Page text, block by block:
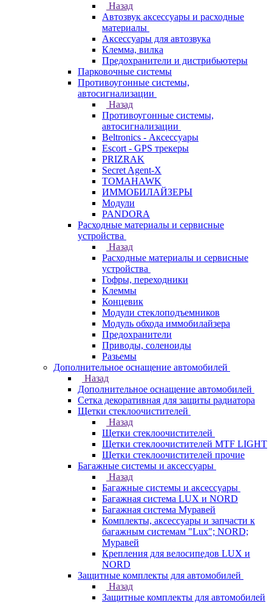
Назад
Автозвук аксессуары и расходные
материалы
Аксессуары для автозвука
Клемма, вилка
Предохранители и дистрибьютеры
Парковочные системы
Противоугонные системы,
автосигнализации
Назад
Противоугонные системы,
автосигнализации
Beltronics - Аксессуары
Escort - GPS трекеры
PRIZRAK
Secret Agent-X
TOMAHAWK
ИММОБИЛАЙЗЕРЫ
Модули
PANDORA
Расходные материалы и сервисные
устройства
Назад
Расходные материалы и сервисные
устройства
Гофры, переходники
Клеммы
Концевик
Модули стеклоподъемников
Модуль обхода иммобилайзера
Предохранители
Приводы, соленоиды
Разьемы
Дополнительное оснащение автомобилей
Назад
Дополнительное оснащение автомобилей
Сетка декоративная для защиты радиатора
Щетки стеклоочистителей
Назад
Щетки стеклоочистителей
Щетки стеклоочистителей MTF LIGHT
Щетки стеклоочистителей прочие
Багажные системы и аксессуары
Назад
Багажные системы и аксессуары
Багажная система LUX и NORD
Багажная система Муравей
Комплекты, аксессуары и запчасти к
багажным системам "Lux"; NORD;
Муравей
Крепления для велосипедов LUX и
NORD
Защитные комплекты для автомобилей
Назад
Защитные комплекты для автомобилей